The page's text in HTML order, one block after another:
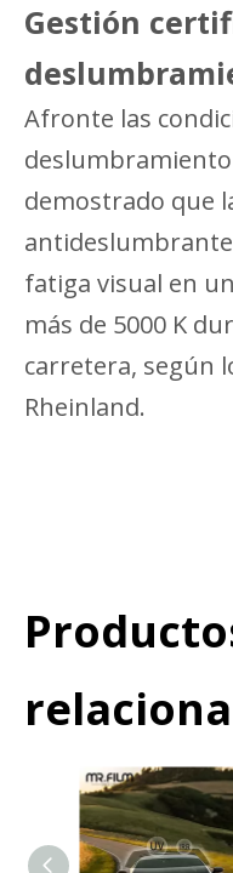
Gestión
Afronte las
deslumbramiento
demostrado que
fatiga visual en
más de 5000 K
carretera, según
Rheinland.